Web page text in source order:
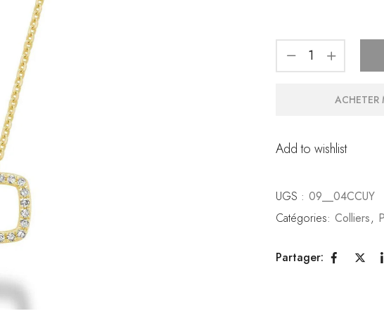
Add to wishlist
UGS : 09__04CCUY
Catégories: Colliers,
Partager: